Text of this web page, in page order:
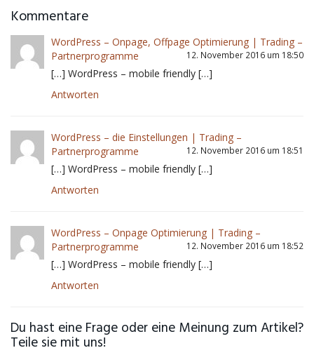
Kommentare
WordPress – Onpage, Offpage Optimierung | Trading –
Partnerprogramme
12. November 2016 um 18:50
[…] WordPress – mobile friendly […]
Antworten
WordPress – die Einstellungen | Trading –
Partnerprogramme
12. November 2016 um 18:51
[…] WordPress – mobile friendly […]
Antworten
WordPress – Onpage Optimierung | Trading –
Partnerprogramme
12. November 2016 um 18:52
[…] WordPress – mobile friendly […]
Antworten
Du hast eine Frage oder eine Meinung zum Artikel?
Teile sie mit uns!